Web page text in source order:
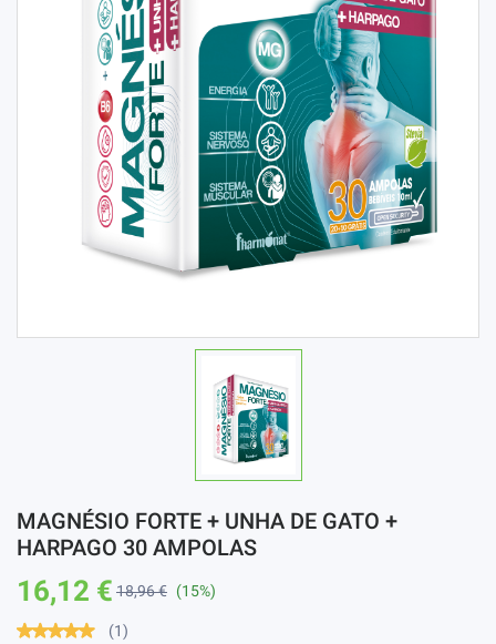
MAGNÉSIO FORTE + UNHA DE GATO +
HARPAGO 30 AMPOLAS
16,12 € 18,96 € (15%)
(1)